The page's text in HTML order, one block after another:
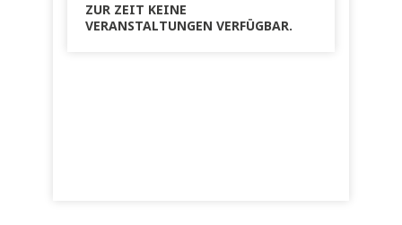
ZUR ZEIT KEINE
VERANSTALTUNGEN VERFÜGBAR.